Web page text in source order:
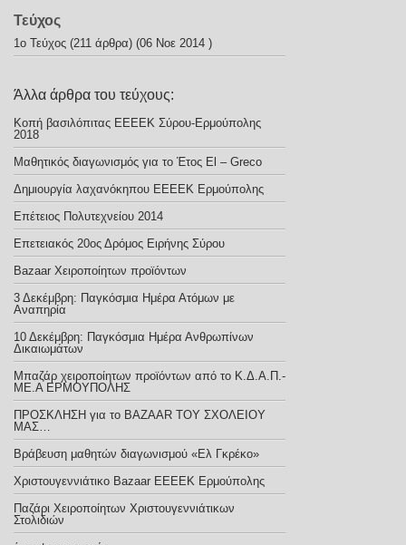
Τεύχος
1ο Τεύχος (211 άρθρα) (06 Νοε 2014 )
Άλλα άρθρα του τεύχους:
Κοπή βασιλόπιτας ΕΕΕΕΚ Σύρου-Ερμούπολης
2018
Μαθητικός διαγωνισμός για το Έτος El – Greco
Δημιουργία λαχανόκηπου ΕΕΕΕΚ Ερμούπολης
Επέτειος Πολυτεχνείου 2014
Επετειακός 20ος Δρόμος Ειρήνης Σύρου
Bazaar Xειροποίητων προϊόντων
3 Δεκέμβρη: Παγκόσμια Ημέρα Ατόμων με
Αναπηρία
10 Δεκέμβρη: Παγκόσμια Ημέρα Ανθρωπίνων
Δικαιωμάτων
Μπαζάρ χειροποίητων προϊόντων από το Κ.Δ.Α.Π.-
ΜΕ.Α ΕΡΜΟΥΠΟΛΗΣ
ΠΡΟΣΚΛΗΣΗ για το BAZAAR ΤΟΥ ΣΧΟΛΕΙΟΥ
ΜΑΣ…
Βράβευση μαθητών διαγωνισμού «Ελ Γκρέκο»
Χριστουγεννιάτικο Bazaar ΕΕΕΕΚ Ερμούπολης
Παζάρι Χειροποίητων Χριστουγεννιάτικων
Στολιδιών